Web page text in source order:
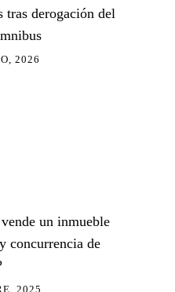
tras derogación del
2026
un inmueble
concurrencia de
2025